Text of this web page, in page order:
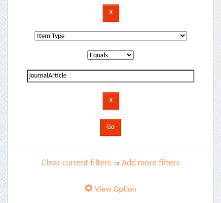
Clear current filters or Add more filters
View Option